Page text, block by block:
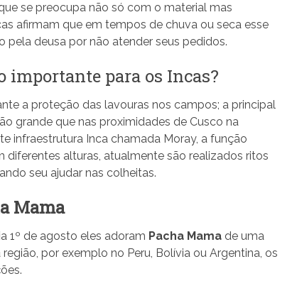
se preocupa não só com o material mas
afirmam que em tempos de chuva ou seca esse
deusa por não atender seus pedidos.
importante para os Incas?
a proteção das lavouras nos campos; a principal
grande que nas proximidades de Cusco na
infraestrutura Inca chamada Moray, a função
diferentes alturas, atualmente são realizados ritos
seu ajudar nas colheitas.
Mama
1º de agosto eles adoram Pacha Mama de uma
por exemplo no Peru, Bolívia ou Argentina, os